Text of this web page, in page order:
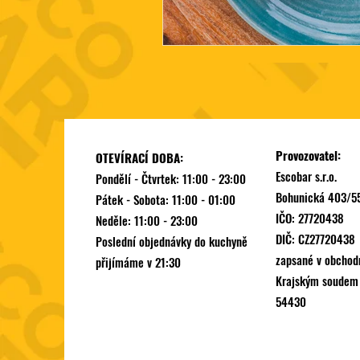
OTEVÍRACÍ DOBA:
Pondělí - Čtvrtek: 11:00 - 23:00
Pátek - Sobota: 11:00 - 01:00
Neděle: 11:00 - 23:00
Poslední objednávky do kuchyně
přijímáme v 21:30
Provozovatel:
Escobar s.r.o.
Bohunická 403/
IČO: 27720438
DIČ: CZ27720438
zapsané v
Krajským
54430